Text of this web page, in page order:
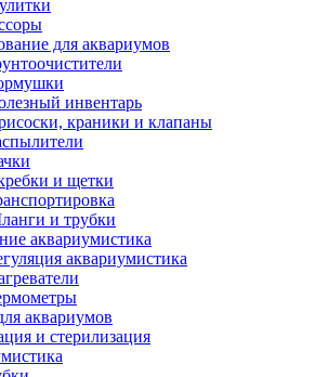
для аквариумов
инвентарь
краники и клапаны
и щетки
и трубки
аквариумистика
аквариумистика
аквариумов
и стерилизация